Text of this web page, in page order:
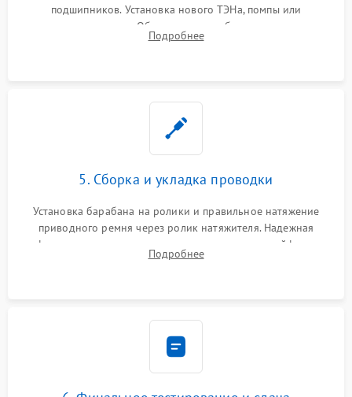
подшипников. Установка нового ТЭНа, помпы или
термодатчиков. Обязательная глубокая очистка
конденсатора, крыльчатки вентилятора и воздуховодов от
Подробнее
5. Сборка и укладка проводки
Установка барабана на ролики и правильное натяжение
приводного ремня через ролик натяжителя. Надежная
фиксация всех узлов, подключение клемм и шлейфов к
модулю управления. Монтаж корпусных панелей, люка и
Подробнее